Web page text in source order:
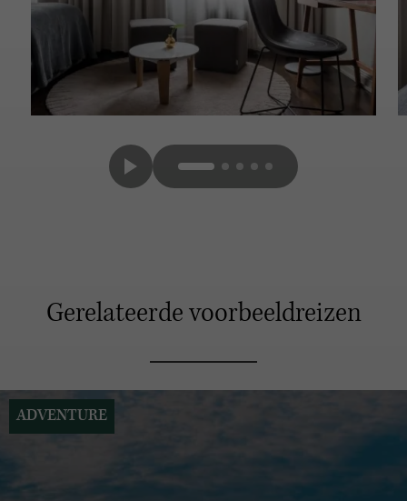
Gerelateerde voorbeeldreizen
ADVENTURE